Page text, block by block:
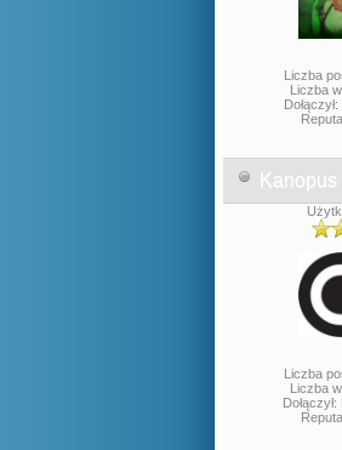
Liczba
Liczba
Kanopus
Liczba
Liczba